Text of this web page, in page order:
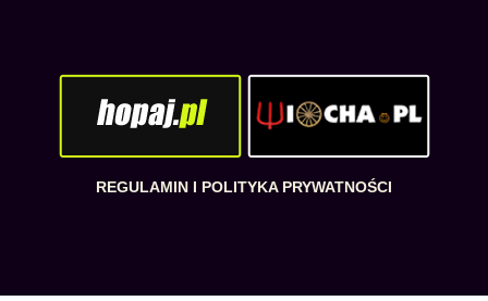
REGULAMIN I POLITYKA PRYWATNOŚCI